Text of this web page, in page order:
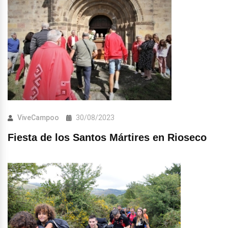
ViveCampoo 30/08/2023
Fiesta de los Santos Mártires en Rioseco